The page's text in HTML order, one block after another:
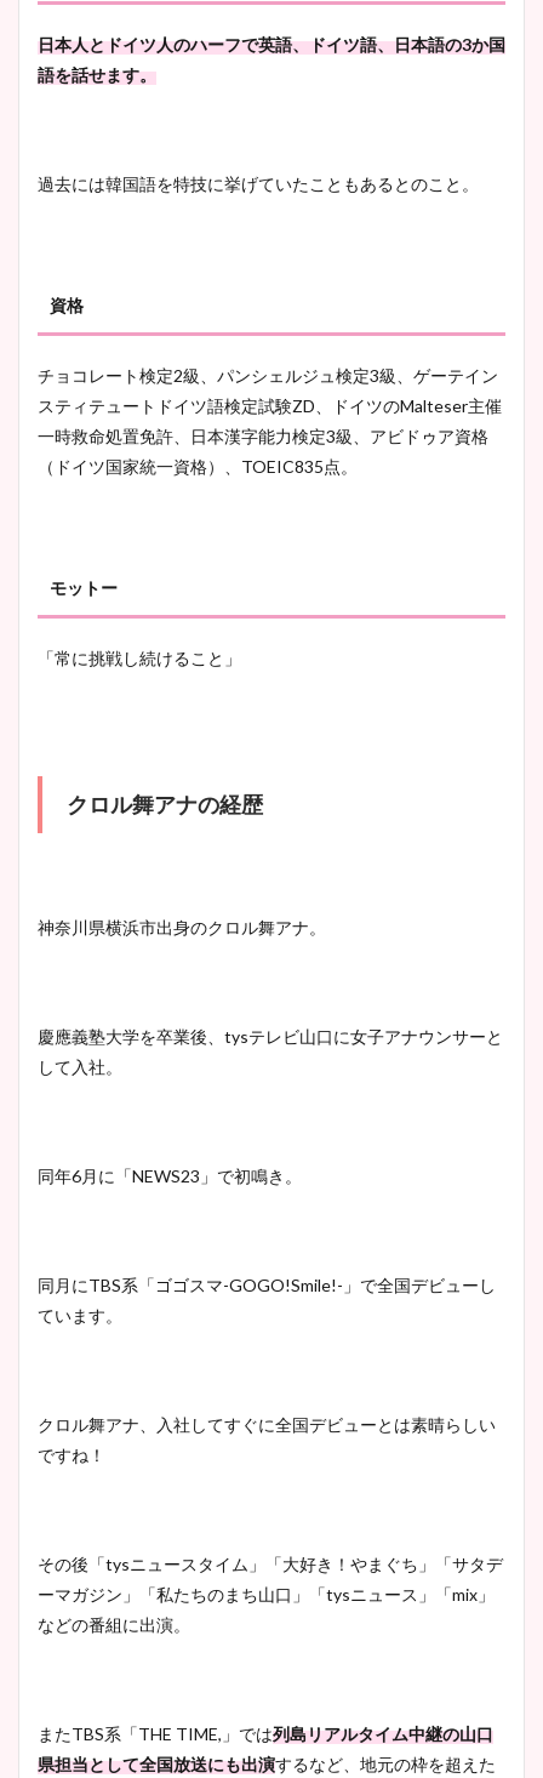
日本人とドイツ人のハーフで英語、ドイツ語、日本語の3か国
語を話せます。
過去には韓国語を特技に挙げていたこともあるとのこと。
資格
チョコレート検定2級、パンシェルジュ検定3級、ゲーテイン
スティテュートドイツ語検定試験ZD、ドイツのMalteser主催
一時救命処置免許、日本漢字能力検定3級、アビドゥア資格
（ドイツ国家統一資格）、TOEIC835点。
モットー
「常に挑戦し続けること」
クロル舞アナの経歴
神奈川県横浜市出身のクロル舞アナ。
慶應義塾大学を卒業後、tysテレビ山口に女子アナウンサーと
して入社。
同年6月に「NEWS23」で初鳴き。
同月にTBS系「ゴゴスマ-GOGO!Smile!-」で全国デビューし
ています。
クロル舞アナ、入社してすぐに全国デビューとは素晴らしい
ですね！
その後「tysニュースタイム」「大好き！やまぐち」「サタデ
ーマガジン」「私たちのまち山口」「tysニュース」「mix」
などの番組に出演。
またTBS系「THE TIME,」では列島リアルタイム中継の山口
県担当として全国放送にも出演するなど、地元の枠を超えた